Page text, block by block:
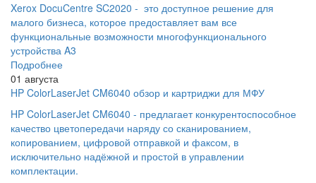
Xerox DocuCentre SC2020 - это доступное решение для
малого бизнеса, которое предоставляет вам все
функциональные возможности многофункционального
устройства A3
Подробнее
01 августа
HP ColorLaserJet CM6040 обзор и картриджи для МФУ
HP ColorLaserJet CM6040 - предлагает конкурентоспособное
качество цветопередачи наряду со сканированием,
копированием, цифровой отправкой и факсом, в
исключительно надёжной и простой в управлении
комплектации.